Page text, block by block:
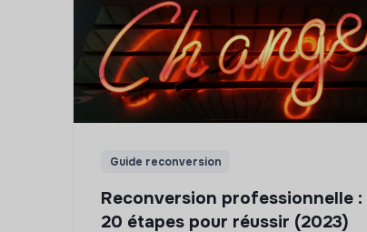
Guide reconversion
Reconversion professionnelle :
20 étapes pour réussir (2023)